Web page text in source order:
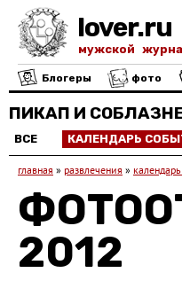
lover.ru
мужской
Блогеры фото
ПИКАП И
ВСЕ КАЛЕНДАРЬ
главная » развлечения »
2012